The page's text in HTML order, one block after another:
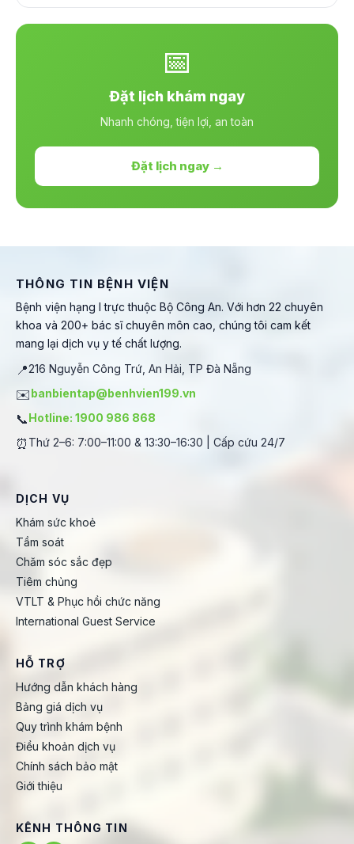
📅
Đặt lịch khám ngay
Nhanh chóng, tiện lợi, an toàn
Đặt lịch ngay →
THÔNG TIN BỆNH VIỆN
Bệnh viện hạng I trực thuộc Bộ Công An. Với hơn 22 chuyên
khoa và 200+ bác sĩ chuyên môn cao, chúng tôi cam kết
mang lại dịch vụ y tế chất lượng.
📍216 Nguyễn Công Trứ, An Hải, TP Đà Nẵng
✉️banbientap@benhvien199.vn
📞Hotline: 1900 986 868
⏰ Thứ 2–6: 7:00–11:00 & 13:30–16:30 | Cấp cứu 24/7
DỊCH VỤ
Khám sức khoẻ
Tầm soát
Chăm sóc sắc đẹp
Tiêm chủng
VTLT & Phục hồi chức năng
International Guest Service
HỖ TRỢ
Hướng dẫn khách hàng
Bảng giá dịch vụ
Quy trình khám bệnh
Điều khoản dịch vụ
Chính sách bảo mật
Giới thiệu
KÊNH THÔNG TIN